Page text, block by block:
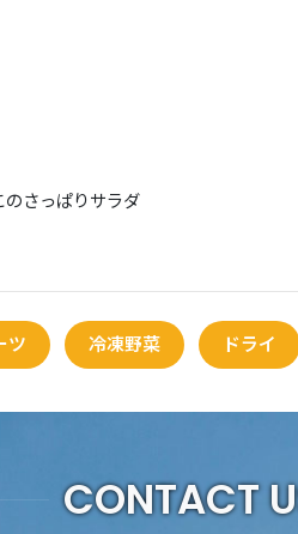
のさっぱりサラダ
ツ 冷凍野菜 ドライ
CONTACT